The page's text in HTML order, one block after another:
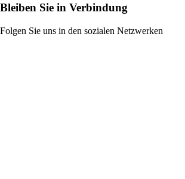
Bleiben Sie in Verbindung
Folgen Sie uns in den sozialen Netzwerken